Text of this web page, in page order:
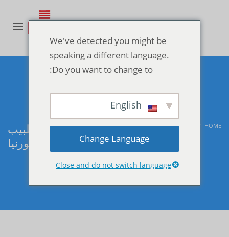
HOME
NON CLASSÉ طبيب منزلي في كاليفورنيا
طبيب
منزلي في كاليفورنيا
We've detected you might be
speaking a different language.
Do you want to change to:
Change Language
Close and do not switch language